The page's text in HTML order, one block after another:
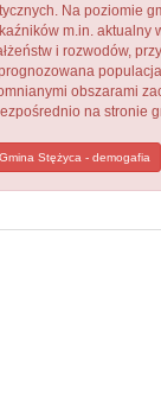
Na poziomie
m.in. aktualny
i rozwodów,
obszarami
na stronie
Gmina Stężyca - demogafia